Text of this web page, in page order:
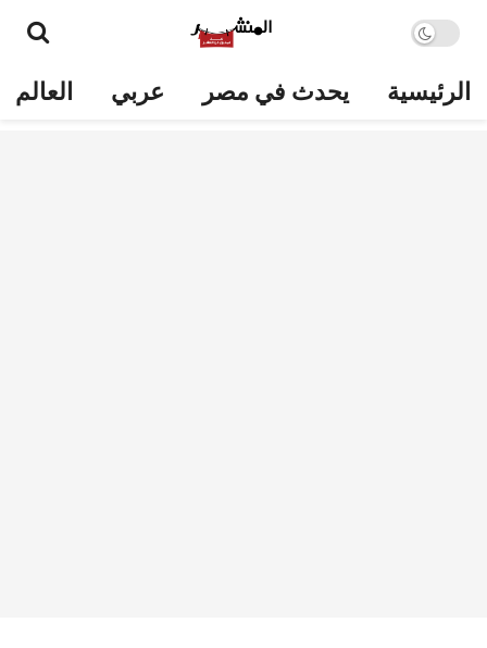
الرئيسية يحدث في مصر عربي العالم